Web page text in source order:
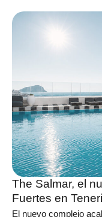
The Salmar, el
El nuevo complejo